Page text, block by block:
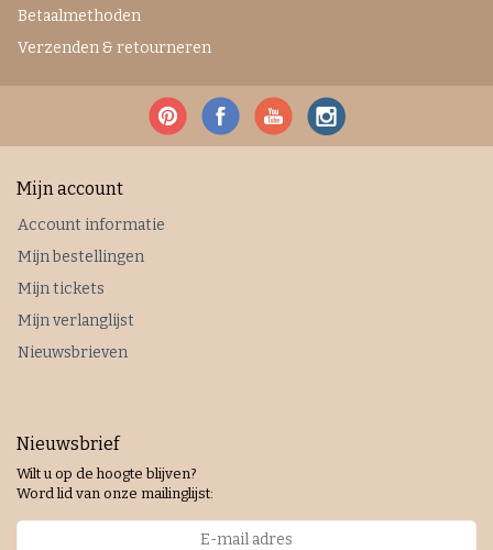
Betaalmethoden
Verzenden & retourneren
Mijn account
Account informatie
Mijn bestellingen
Mijn tickets
Mijn verlanglijst
Nieuwsbrieven
Nieuwsbrief
Wilt u op de hoogte blijven?
Word lid van onze mailinglijst: